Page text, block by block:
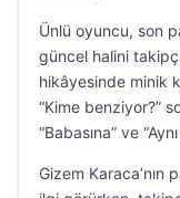
Ünlü oyuncu, son
güncel halini
hikâyesinde minik
“Kime benziyor?”
“Babasına” ve
Gizem Karaca’nın